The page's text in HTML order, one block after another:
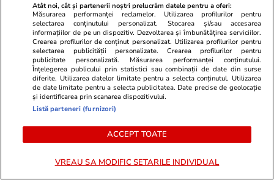
PARTENERI
Atât noi, cât și partenerii noștri prelucrăm datele pentru a oferi:
Măsurarea performanței reclamelor. Utilizarea profilurilor pentru
selectarea conținutului personalizat. Stocarea și/sau accesarea
informațiilor de pe un dispozitiv. Dezvoltarea și îmbunătățirea serviciilor.
Crearea profilurilor de conținut personalizat. Utilizarea profilurilor pentru
selectarea publicității personalizate. Crearea profilurilor pentru
publicitate personalizată. Măsurarea performanței conținutului.
Înțelegerea publicului prin statistici sau combinații de date din surse
diferite. Utilizarea datelor limitate pentru a selecta conținutul. Utilizarea
de date limitate pentru a selecta publicitatea. Date precise de geolocație
și identificarea prin scanarea dispozitivului.
Listă parteneri (furnizori)
ACCEPT TOATE
VREAU SA MODIFIC SETARILE INDIVIDUAL